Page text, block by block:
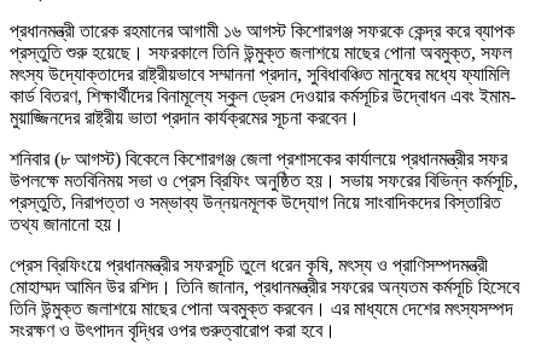
প্রধানমন্ত্রী তারেক রহমানের আগামী ১৬ আগস্ট কিশোরগঞ্জ সফরকে কেন্দ্র করে ব্যাপক
প্রস্তুতি শুরু হয়েছে। সফরকালে তিনি উন্মুক্ত জলাশয়ে মাছের পোনা অবমুক্ত, সফল
মৎস্য উদ্যোক্তাদের রাষ্ট্রীয়ভাবে সম্মাননা প্রদান, সুবিধাবঞ্চিত মানুষের মধ্যে ফ্যামিলি
কার্ড বিতরণ, শিক্ষার্থীদের বিনামূল্যে স্কুল ড্রেস দেওয়ার কর্মসূচির উদ্বোধন এবং ইমাম-
মুয়াজ্জিনদের রাষ্ট্রীয় ভাতা প্রদান কার্যক্রমের সূচনা করবেন।
শনিবার (৮ আগস্ট) বিকেলে কিশোরগঞ্জ জেলা প্রশাসকের কার্যালয়ে প্রধানমন্ত্রীর সফর
উপলক্ষে মতবিনিময় সভা ও প্রেস ব্রিফিং অনুষ্ঠিত হয়। সভায় সফরের বিভিন্ন কর্মসূচি,
প্রস্তুতি, নিরাপত্তা ও সম্ভাব্য উন্নয়নমূলক উদ্যোগ নিয়ে সাংবাদিকদের বিস্তারিত
তথ্য জানানো হয়।
প্রেস ব্রিফিংয়ে প্রধানমন্ত্রীর সফরসূচি তুলে ধরেন কৃষি, মৎস্য ও প্রাণিসম্পদমন্ত্রী
মোহাম্মদ আমিন উর রশিদ। তিনি জানান, প্রধানমন্ত্রীর সফরের অন্যতম কর্মসূচি হিসেবে
তিনি উন্মুক্ত জলাশয়ে মাছের পোনা অবমুক্ত করবেন। এর মাধ্যমে দেশের মৎস্যসম্পদ
সংরক্ষণ ও উৎপাদন বৃদ্ধির ওপর গুরুত্বারোপ করা হবে।